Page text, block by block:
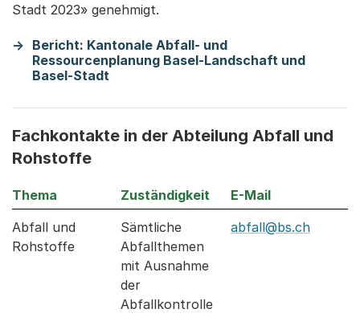
Stadt 2023» genehmigt.
Bericht: Kantonale Abfall- und
Ressourcenplanung Basel-Landschaft und
Basel-Stadt
Fachkontakte in der Abteilung Abfall und
Rohstoffe
Thema Zuständigkeit
E-Mail
Abfall und
Rohstoffe
Sämtliche
Abfallthemen
mit Ausnahme
der
Abfallkontrolle
abfall@bs.ch